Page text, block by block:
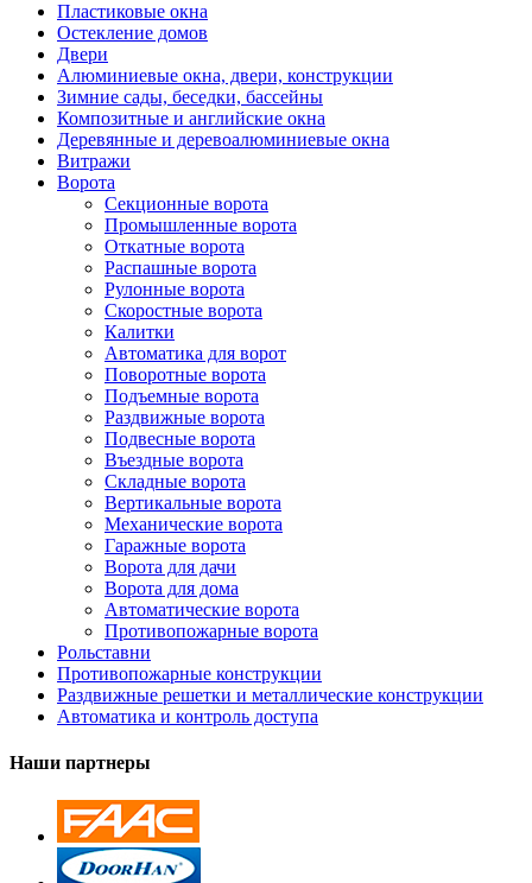
Пластиковые окна
Остекление домов
Двери
Алюминиевые окна, двери, конструкции
Зимние сады, беседки, бассейны
Композитные и английские окна
Деревянные и деревоалюминиевые окна
Витражи
Ворота
Секционные ворота
Промышленные ворота
Откатные ворота
Распашные ворота
Рулонные ворота
Скоростные ворота
Калитки
Автоматика для ворот
Поворотные ворота
Подъемные ворота
Раздвижные ворота
Подвесные ворота
Въездные ворота
Складные ворота
Вертикальные ворота
Механические ворота
Гаражные ворота
Ворота для дачи
Ворота для дома
Автоматические ворота
Противопожарные ворота
Рольставни
Противопожарные конструкции
Раздвижные решетки и металлические конструкции
Автоматика и контроль доступа
Наши партнеры